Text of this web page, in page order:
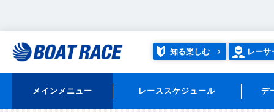
知る楽しむ レーサ
メインメニュー レーススケジュール デ